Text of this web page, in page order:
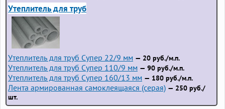
Утеплитель для труб
Утеплитель для труб Супер 22/9 мм — 20 руб./м.п.
Утеплитель для труб Супер 110/9 мм — 90 руб./м.п.
Утеплитель для труб Супер 160/13 мм — 180 руб./м.п.
Лента армированная самоклеящаяся (серая) — 250 руб./
шт.